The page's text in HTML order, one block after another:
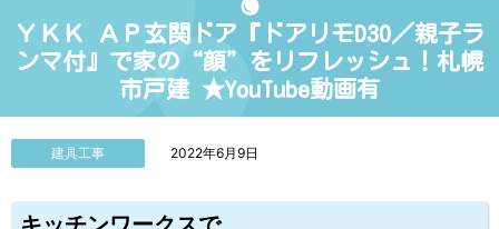
シ
ョ
ン
タ
ＹＫＫ ＡＰ玄関ドア『ドアリモD30／親子ラ
ンマ付』で家の“顔”をリフレッシュ！札幌
市戸建 ★YouTube動画有
建具工事 2022年6月9日